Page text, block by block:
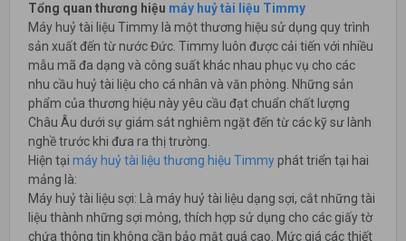
Tổng quan thương hiệu máy huỷ tài liệu Timmy
Máy huỷ tài liệu Timmy là một thương hiệu sử dụng quy trình
sản xuất đến từ nước Đức. Timmy luôn được cải tiến với nhiều
mẫu mã đa dạng và công suất khác nhau phục vụ cho các
nhu cầu huỷ tài liệu cho cá nhân và văn phòng. Những sản
phẩm của thương hiệu này yêu cầu đạt chuẩn chất lượng
Châu Âu dưới sự giám sát nghiêm ngặt đến từ các kỹ sư lành
nghề trước khi đưa ra thị trường.
Hiện tại máy huỷ tài liệu thương hiệu Timmyphát triển tại hai
mảng là:
Máy huỷ tài liệu sợi: Là máy huỷ tài liệu dạng sợi, cắt những tài
liệu thành những sợi mỏng, thích hợp sử dụng cho các giấy tờ
chứa thông tin không cần bảo mật quá cao. Mức giá các thiết